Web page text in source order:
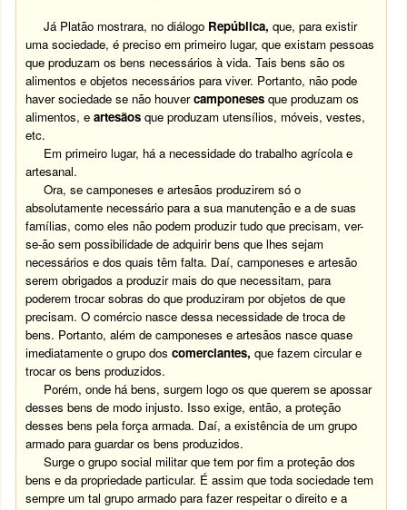
Já Platão mostrara, no diálogo República, que, para existir
uma sociedade, é preciso em primeiro lugar, que existam pessoas
que produzam os bens necessários à vida. Tais bens são os
alimentos e objetos necessários para viver. Portanto, não pode
haver sociedade se não houvercamponeses que produzam os
alimentos, eartesãos que produzam utensílios, móveis, vestes,
etc.
Em primeiro lugar, há a necessidade do trabalho agrícola e
artesanal.
Ora, se camponeses e artesãos produzirem só o
absolutamente necessário para a sua manutenção e a de suas
famílias, como eles não podem produzir tudo que precisam, ver-
se-ão sem possibilidade de adquirir bens que lhes sejam
necessários e dos quais têm falta. Daí, camponeses e artesão
serem obrigados a produzir mais do que necessitam, para
poderem trocar sobras do que produziram por objetos de que
precisam. O comércio nasce dessa necessidade de troca de
bens. Portanto, além de camponeses e artesãos nasce quase
imediatamente o grupo doscomerciantes, que fazem circular e
trocar os bens produzidos.
Porém, onde há bens, surgem logo os que querem se apossar
desses bens de modo injusto. Isso exige, então, a proteção
desses bens pela força armada. Daí, a existência de um grupo
armado para guardar os bens produzidos.
Surge o grupo social militar que tem por fim a proteção dos
bens e da propriedade particular. É assim que toda sociedade tem
sempre um tal grupo armado para fazer respeitar o direito e a